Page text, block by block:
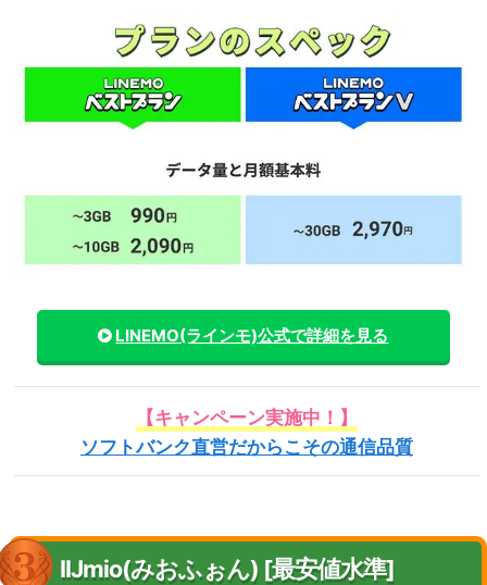
LINEMO(ラインモ)公式で詳細を見る
【キャンペーン実施中！】
ソフトバンク直営だからこその通信品質
IIJmio(みおふぉん) [最安値水準]